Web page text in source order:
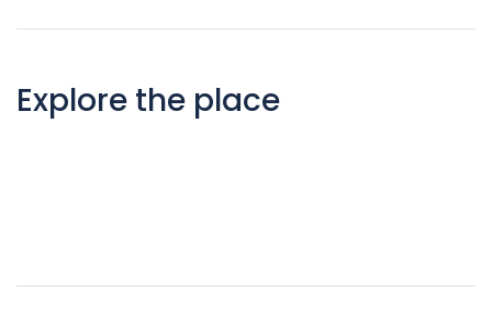
Explore the place